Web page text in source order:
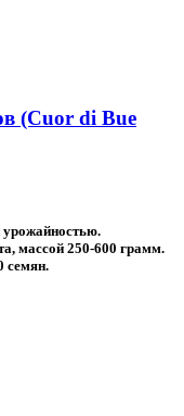
(Cuor di Bue
урожайностью.
массой 250-600 грамм.
семян.